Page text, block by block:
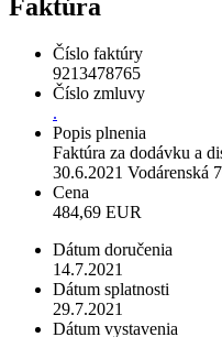
Faktúra
Číslo faktúry
9213478765
Číslo zmluvy
.
Popis plnenia
Faktúra za dodávku a
30.6.2021 Vodárenská
Cena
484,69 EUR
Dátum doručenia
14.7.2021
Dátum splatnosti
29.7.2021
Dátum vystavenia